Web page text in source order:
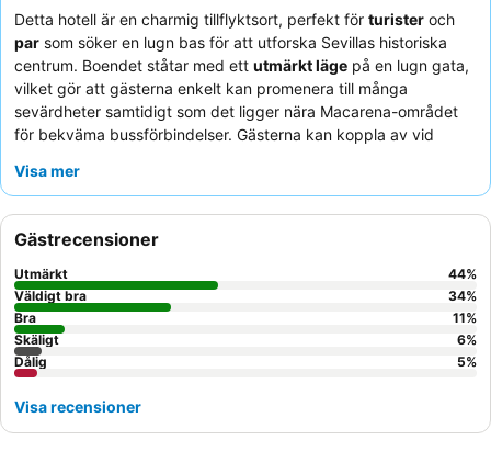
Detta hotell är en charmig tillflyktsort, perfekt för turister och
par som söker en lugn bas för att utforska Sevillas historiska
centrum. Boendet ståtar med ett utmärkt läge på en lugn gata,
vilket gör att gästerna enkelt kan promenera till många
sevärdheter samtidigt som det ligger nära Macarena-området
för bekväma bussförbindelser. Gästerna kan koppla av vid
uppfriskande paus efter en dag av utforskning. Den enastående
uppmärksamhet, vilket kompletterar den omfattande och
varieradefrukostbuffén
innergården. För en verkligt unik upplevelse, överväg att delta i
hotelletsflamencokväll
Visa mer
Gästrecensioner
Utmärkt 44%
Väldigt bra
34%
Bra
11%
Skäligt
6%
Dålig
5%
Visa recensioner